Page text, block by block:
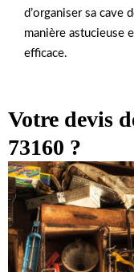
d’organiser sa cave
manière astucieuse
efficace.
Votre devis
73160 ?